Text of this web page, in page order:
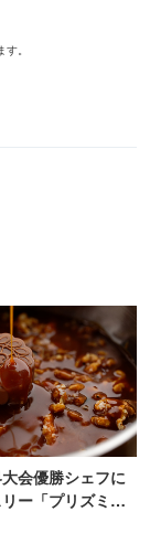
。
会優勝シェフに
ー「プリズミッ